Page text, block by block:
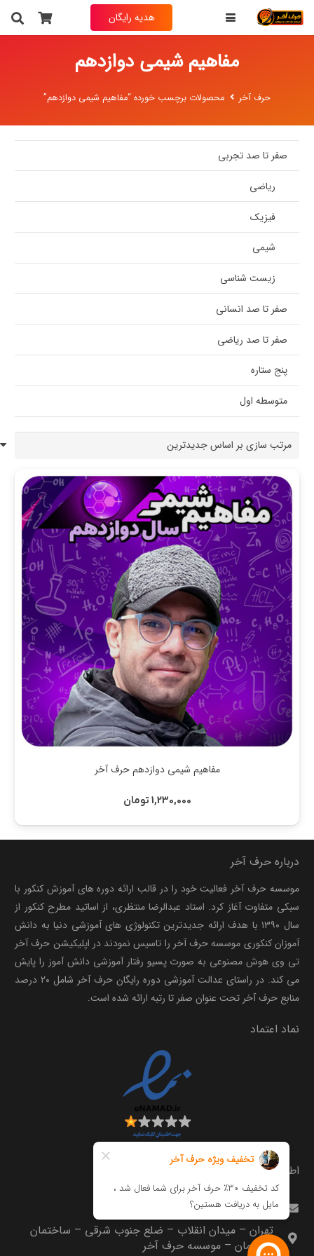
هدیه رایگان
مفاهیم شیمی دوازدهم
حرف آخر محصولات برچسب خورده “مفاهیم شیمی دوازدهم”
صفر تا صد تجربی
ریاضی
فیزیک
شیمی
زیست شناسی
صفر تا صد انسانی
صفر تا صد ریاضی
پنج ستاره
متوسطه اول
مفاهیم شیمی دوازدهم حرف آخر
1,230,000 تومان
درباره حرف آخر
موسسه حرف آخر فعالیت خود را در قالب ارائه دوره های آموزش کنکور با
سبکی متفاوت آغاز کرد. استاد عبدالرضا منتظری، از اساتید مطرح کنکور از
سال ۱۳۹۰ با هدف ارائه جدیدترین تکنولوژی های آموزشی دنیا به دانش
آموزان کنکوری موسسه حرف آخر را تاسیس نمودند در اپلیکیشن حرف آخر
تی وی هوش مصنوعی به صورت پسیو رفتار آموزشی دانش آموز را پایش
می کند. در راستای عدالت آموزشی دوره رایگان حرف آخر شامل ۲۰ درصد
منابع حرف آخر تحت عنوان صفر تا رتبه ارائه شده است.
نماد اعتماد
اطلاعات تماس
info@harfeakhar.com
تهران – میدان انقلاب – ضلع جنوب شرقی – ساختمان
مترجمان – موسسه حرف آخر